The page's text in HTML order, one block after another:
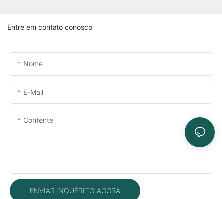
Entre em contato conosco
Nome
E-Mail
Contente
ENVIAR INQUÉRITO AGORA